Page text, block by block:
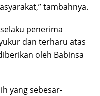
tambahnya.
penerima
dan terharu atas
oleh Babinsa
yang sebesar-